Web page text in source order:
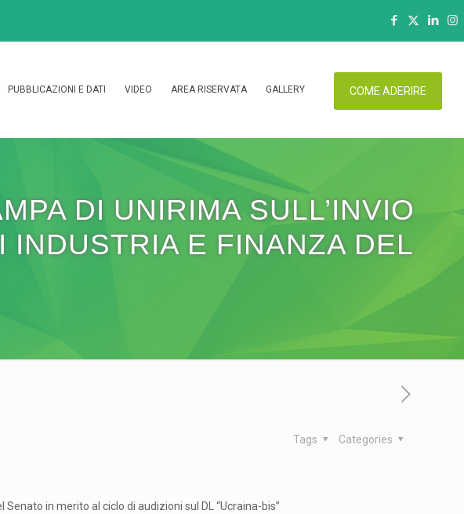
PUBBLICAZIONI E DATI VIDEO AREA RISERVATA GALLERY COME ADERIRE
DI UNIRIMA SULL’INVIO
INDUSTRIA E FINANZA DEL
Categories
Tags
in merito al ciclo di audizioni sul DL “Ucraina-bis”